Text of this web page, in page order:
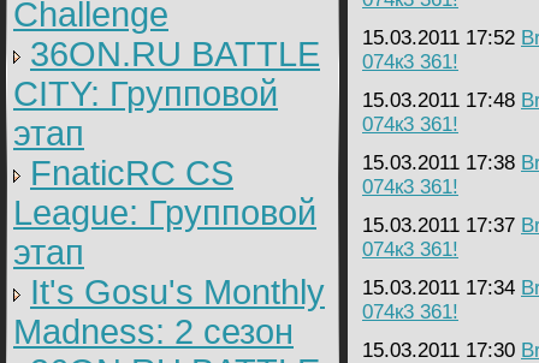
Challenge
36ON.RU BATTLE
CITY: Групповой
этап
FnaticRC CS
League: Групповой
этап
It's Gosu's Monthly
Madness: 2 сезон
15.03.2011 17:52
074к3 361!
15.03.2011 17:48
074к3 361!
15.03.2011 17:38
074к3 361!
15.03.2011 17:37
074к3 361!
15.03.2011 17:34
074к3 361!
15.03.2011 17:30